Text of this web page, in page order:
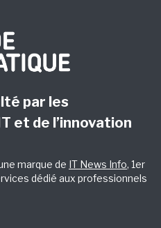
par les
et de l’innovation
marque de IT News Info, 1er
dédié aux professionnels